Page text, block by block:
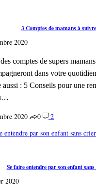
3 Comptes de mamans à suivre
2020
comptes de supers
dans votre
: 5 Conseils pour une
2020 0 2
Se faire entendre par son enfant
2020